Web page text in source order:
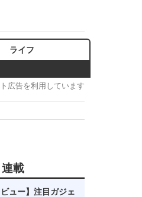
ライフ
広告を利用しています
載
ビュー】注目ガジェ